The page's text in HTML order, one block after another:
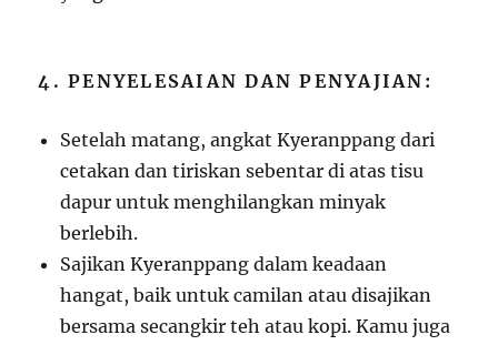
4. PENYELESAIAN DAN PENYAJIAN:
Setelah matang, angkat Kyeranppang dari
cetakan dan tiriskan sebentar di atas tisu
dapur untuk menghilangkan minyak
berlebih.
Sajikan Kyeranppang dalam keadaan
hangat, baik untuk camilan atau disajikan
bersama secangkir teh atau kopi. Kamu juga